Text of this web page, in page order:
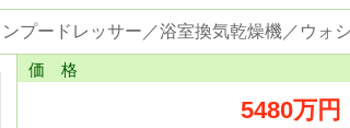
価 格
5480万円